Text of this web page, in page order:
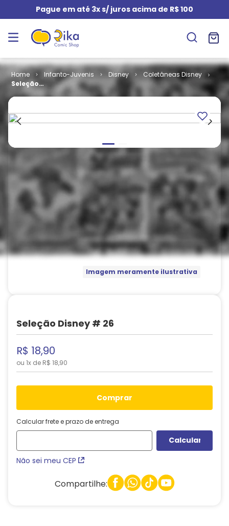
Pague em até 3x s/ juros acima de R$ 100
Infanto-Juvenis Disney
Coletâneas Disney
Seleção
Disney # 26
Imagem meramente ilustrativa
Seleção Disney # 26
R$ 18,90
ou 1x de R$ 18,90
comprar
Calcular frete e prazo de entrega
Não sei meu CEP
Compartilhe: